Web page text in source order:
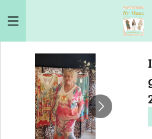
Ga
hoofdinhoud